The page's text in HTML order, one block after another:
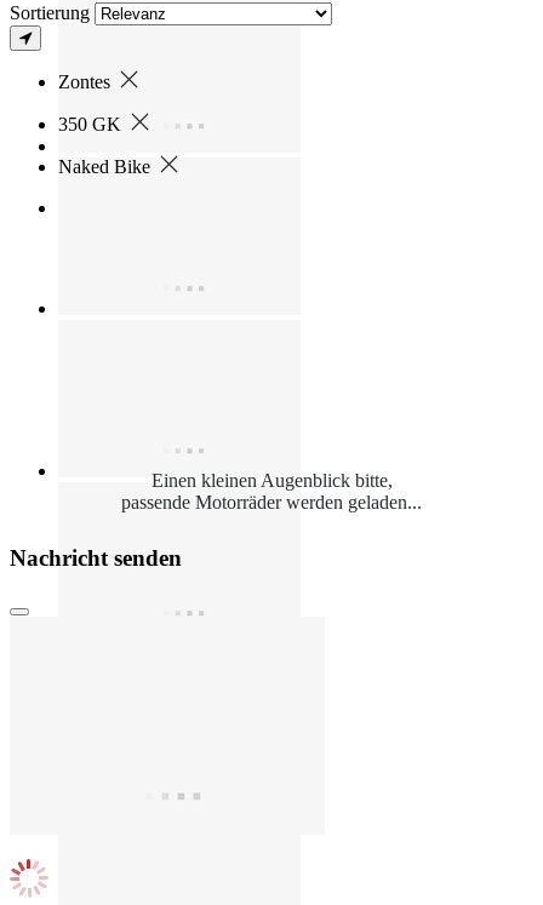
Sortierung
Zontes
350 GK
Naked Bike
Einen kleinen Augenblick bitte,
passende Motorräder werden geladen...
Nachricht senden